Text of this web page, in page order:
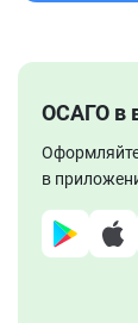
ОСАГО в
в